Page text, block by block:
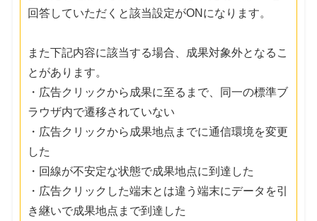
回答していただくと該当設定がONになります。
また下記内容に該当する場合、成果対象外となるこ
とがあります。
・広告クリックから成果に至るまで、同一の標準ブ
ラウザ内で遷移されていない
・広告クリックから成果地点までに通信環境を変更
した
・回線が不安定な状態で成果地点に到達した
・広告クリックした端末とは違う端末にデータを引
き継いで成果地点まで到達した